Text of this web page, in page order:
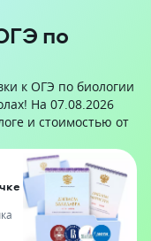
по
к ОГЭ по биологии
На 07.08.2026
и стоимостью от